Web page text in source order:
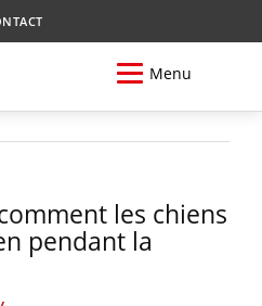
Menu
les chiens
pendant la